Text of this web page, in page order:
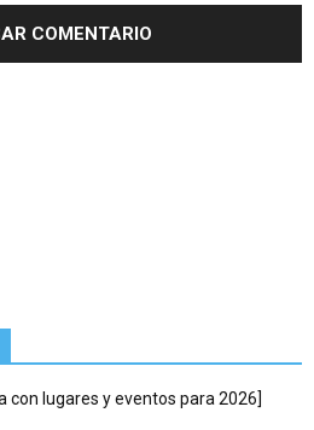
con lugares y eventos para 2026]